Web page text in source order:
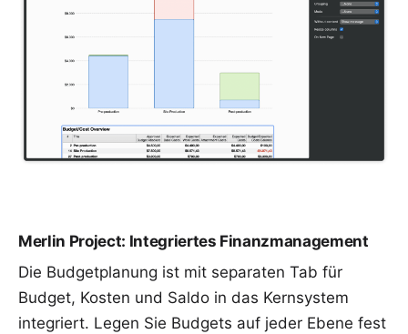
Merlin Project: Integriertes Finanzmanagement
Die Budgetplanung ist mit separaten Tab für
Budget, Kosten und Saldo in das Kernsystem
integriert. Legen Sie Budgets auf jeder Ebene fest